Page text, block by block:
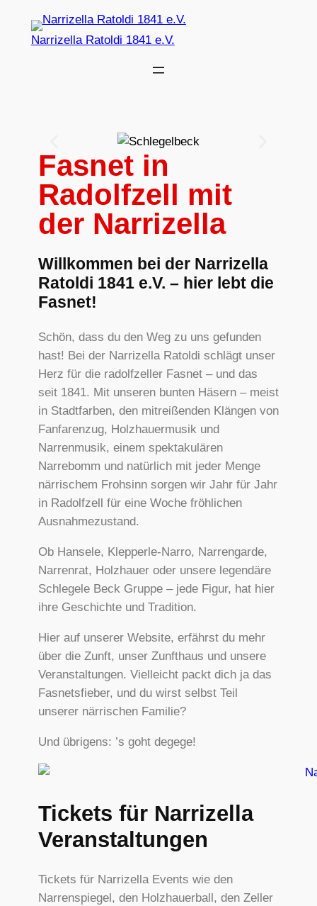
Narrizella Ratoldi 1841 e.V.
Fasnet in
Radolfzell mit
der Narrizella
Willkommen bei der Narrizella
Ratoldi 1841 e.V. – hier lebt die
Fasnet!
Schön, dass du den Weg zu uns gefunden
hast! Bei der Narrizella Ratoldi schlägt unser
Herz für die radolfzeller Fasnet – und das
seit 1841. Mit unseren bunten Häsern – meist
in Stadtfarben, den mitreißenden Klängen von
Fanfarenzug, Holzhauermusik und
Narrenmusik, einem spektakulären
Narrebomm und natürlich mit jeder Menge
närrischem Frohsinn sorgen wir Jahr für Jahr
in Radolfzell für eine Woche fröhlichen
Ausnahmezustand.
Ob Hansele, Klepperle-Narro, Narrengarde,
Narrenrat, Holzhauer oder unsere legendäre
Schlegele Beck Gruppe – jede Figur, hat hier
ihre Geschichte und Tradition.
Hier auf unserer Website, erfährst du mehr
über die Zunft, unser Zunfthaus und unsere
Veranstaltungen. Vielleicht packt dich ja das
Fasnetsfieber, und du wirst selbst Teil
unserer närrischen Familie?
Und übrigens: ’s goht degege!
Tickets für Narrizella
Veranstaltungen
Tickets für Narrizella Events wie den
Narrenspiegel, den Holzhauerball, den Zeller